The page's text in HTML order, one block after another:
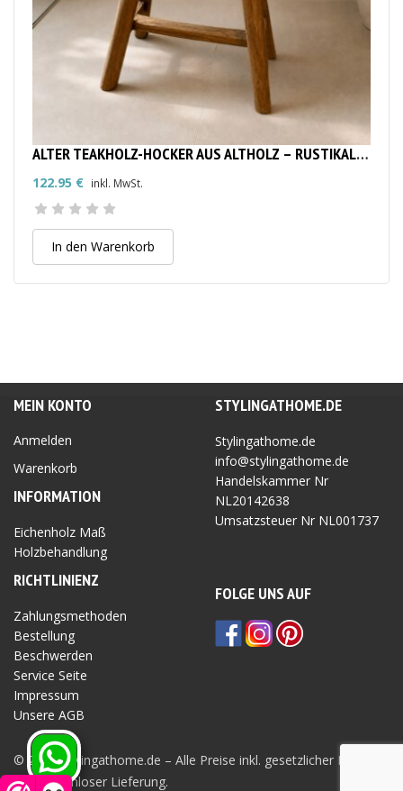
ALTER TEAKHOLZ-HOCKER AUS ALTHOLZ – RUSTIKALER SITZHOCKER
122.95 € inkl. MwSt.
In den Warenkorb
MEIN KONTO
Anmelden
Warenkorb
INFORMATION
Eichenholz Maß
Holzbehandlung
RICHTLINIENZ
Zahlungsmethoden
Bestellung
Beschwerden
Service Seite
Impressum
Unsere AGB
Privatsphäre Seite
STYLINGATHOME.DE
Stylingathome.de
info@stylingathome.de
Handelskammer Nr
NL20142638
Umsatzsteuer Nr NL001737
FOLGE UNS AUF
© 2026 Stylingathome.de – Alle Preise inkl. gesetzlicher MwSt.
und kostenloser Lieferung.